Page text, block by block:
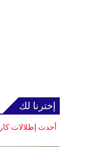
إخترنا لك
أحدث إطلالات